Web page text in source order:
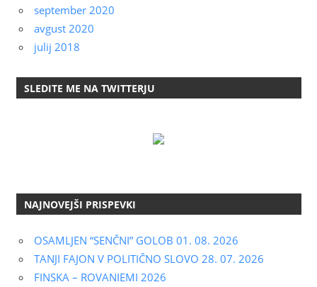
september 2020
avgust 2020
julij 2018
SLEDITE ME NA TWITTERJU
NAJNOVEJŠI PRISPEVKI
OSAMLJEN “SENČNI” GOLOB 01. 08. 2026
TANJI FAJON V POLITIČNO SLOVO 28. 07. 2026
FINSKA – ROVANIEMI 2026